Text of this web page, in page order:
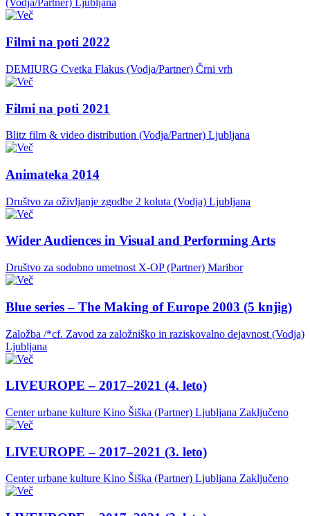
(Vodja/Partner) Ljubljana
Filmi na poti 2022
DEMIURG Cvetka Flakus (Vodja/Partner) Črni vrh
Filmi na poti 2021
Blitz film & video distribution (Vodja/Partner) Ljubljana
Animateka 2014
Društvo za oživljanje zgodbe 2 koluta (Vodja) Ljubljana
Wider Audiences in Visual and Performing Arts
Društvo za sodobno umetnost X-OP (Partner) Maribor
Blue series – The Making of Europe 2003 (5 knjig)
Založba /*cf. Zavod za založniško in raziskovalno dejavnost (Vodja)
Ljubljana
LIVEUROPE – 2017–2021 (4. leto)
Center urbane kulture Kino Šiška (Partner) Ljubljana Zaključeno
LIVEUROPE – 2017–2021 (3. leto)
Center urbane kulture Kino Šiška (Partner) Ljubljana Zaključeno